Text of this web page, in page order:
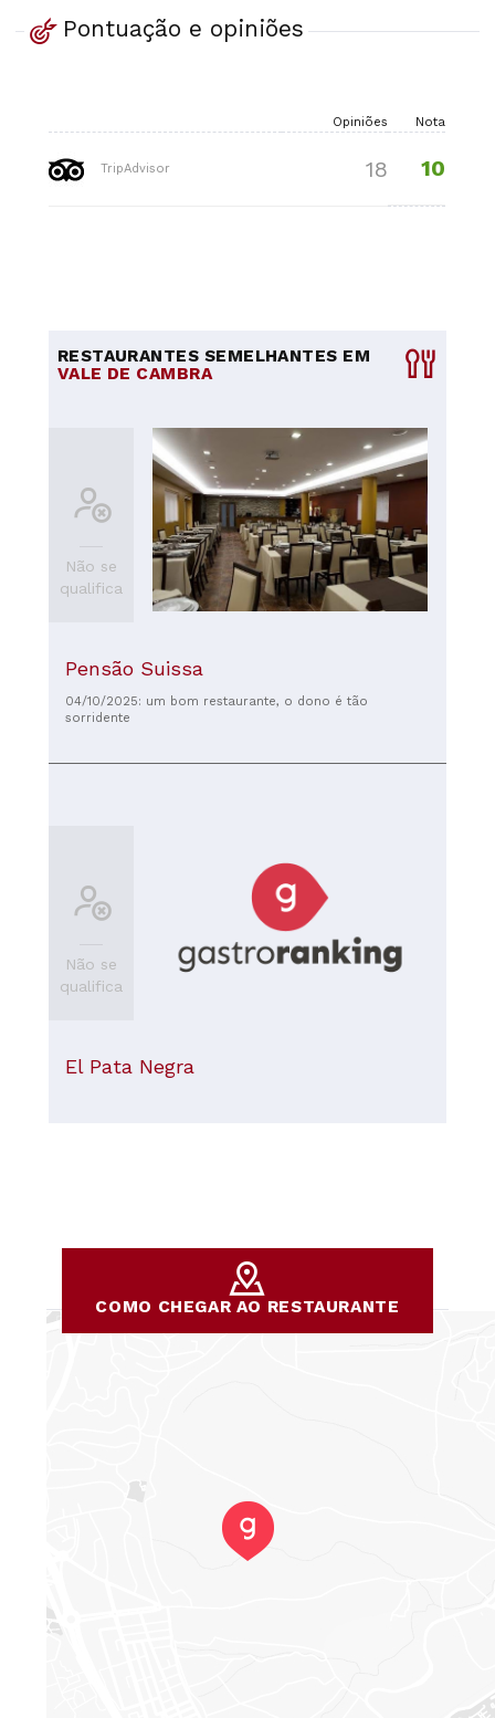
Pontuação e opiniões
Opiniões Nota
TripAdvisor 18 10
RESTAURANTES SEMELHANTES EM
VALE DE CAMBRA
Não se
qualifica
Pensão Suissa
04/10/2025: um bom restaurante, o dono é tão
sorridente
Não se
qualifica
El Pata Negra
COMO CHEGAR AO RESTAURANTE